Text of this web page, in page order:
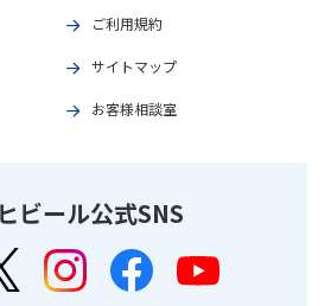
ご利用規約
サイトマップ
お客様相談室
ビール公式SNS